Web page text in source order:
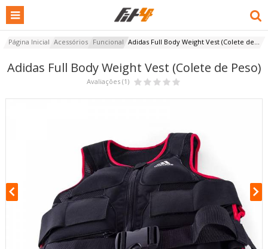
Página Inicial Acessórios Funcional Adidas Full Body Weight Vest (Colete de...
Adidas Full Body Weight Vest (Colete de Peso)
Avaliações (1)